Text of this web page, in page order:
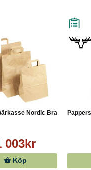
Nordic Bran...
003kr
Köp